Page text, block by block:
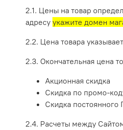
2.1. Цены на товар
адресу укажите домен
2.2. Цена товара
2.3. Окончательная цена
Акционная скидка
Скидка по промо-
Скидка постоянного
2.4. Расчеты между